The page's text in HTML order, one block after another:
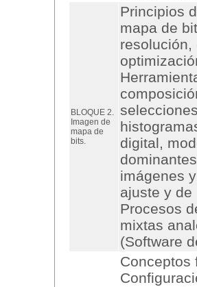
BLOQUE 2.
Imagen de
mapa de
bits.
Principios
mapa de
resolución,
digital,
imágenes
ajuste y de
Procesos
mixtas
(Software
Conceptos